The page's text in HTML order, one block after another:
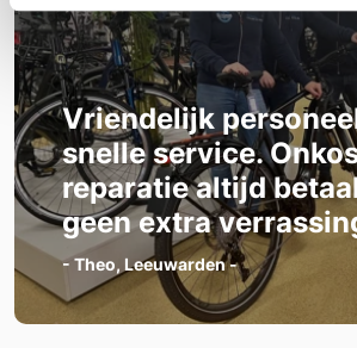
Vriendelijk
snelle service.
reparatie altijd
geen extra
- Theo, Leeuwarden -